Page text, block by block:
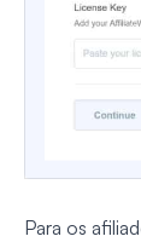
Para os